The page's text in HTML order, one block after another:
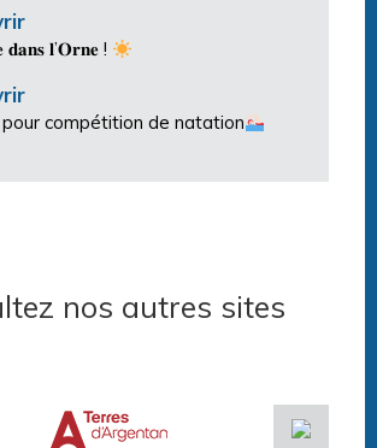
𝐝𝐚𝐧𝐬 𝐥’𝐎𝐫𝐧𝐞 !
compétition de natation
nos autres sites